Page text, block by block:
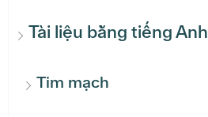
Tài liệu bằng tiếng Anh
Tim mạch